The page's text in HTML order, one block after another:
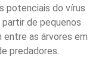
potenciais do vírus
partir de pequenos
entre as árvores em
predadores.